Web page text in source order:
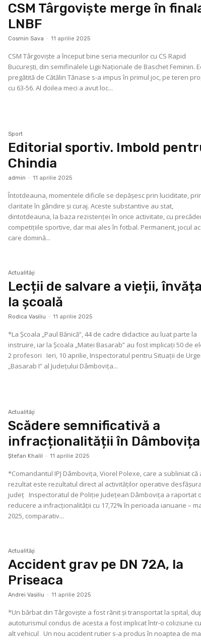
CSM Târgoviște merge în
LNBF
Cosmin Sava - 11 aprilie 2025
CSM Târgoviște a început bine seria meciurilor cu CS Rapid
București, din semifinalele Ligii Naționale de Baschet Feminin.
pregătită de Cătălin Tănase s-a impus în primul joc, pe teren
cu 63-56. Al doilea meci a avut loc...
Sport
Editorial sportiv. Imbold
Chindia
admin - 11 aprilie 2025
Întotdeauna, momentele dificile se depășesc prin luciditate,
claritate în gândire și curaj. Aceste substantive au stat,
dintotdeauna, la baza rezistenței în orice activitate, cu
competițiile sportive, dar mai ales în fotbal. Permanent, jocul
care domină...
Actualităţi
Lecții de salvare a vieții,
la școală
Rodica Vasiliu - 11 aprilie 2025
*La Școala „Paul Bănică”, 44 de cadre didactice au luat parte la
instruire, iar la Școala „Matei Basarab” au fost implicați 50 de
2 profesori Ieri, 10 aprilie, Inspectoratul pentru Situații de Urgență
„Basarab I” al Județului Dâmbovița...
Actualităţi
Scădere semnificativă a
infracționalității în Dâmbovița
Ştefan Khalil - 11 aprilie 2025
*Comandantul IPJ Dâmbovița, Viorel Polexe, care a subliniat că
rezultat este rezultatul direct al activităților operative
județ Inspectoratul de Poliție Județean Dâmbovița a raportat o
reducere a infracționalității cu 17,72% în perioada ianuarie –
2025, comparativ...
Actualităţi
Accident grav pe DN 72A, la
Priseaca
Andrei Vasiliu - 11 aprilie 2025
*Un bărbat din Târgoviște a fost rănit și transportat la spital,
autoturismul condus de acesta a fost implicat într-o coliziune
alt vehicul Un nou accident rutier s-a produs în noaptea de marți